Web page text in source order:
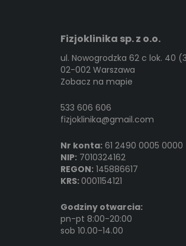
Fizjoklinika sp. z o.o.
ul. Nowogrodzka 62 c lok. 40
02-002 Warszawa
Zobacz na mapie
533 606 606
fizjoklinika@gmail.com
Nr konta: 61 2490 0005 0000
NIP: 7010324162
REGON: 145886617
KRS:0001154121
Godziny otwarcia:
pn-pt 8:00-20:00
sob 10.00-14.00